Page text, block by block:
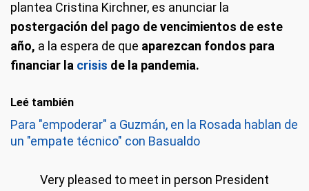
plantea Cristina Kirchner, es anunciar la
postergación del pago de vencimientos de este
año, a la espera de que aparezcan fondos para
financiar la crisis de la pandemia.
Leé también
Para "empoderar" a Guzmán, en la Rosada hablan de
un "empate técnico" con Basualdo
Very pleased to meet in person President